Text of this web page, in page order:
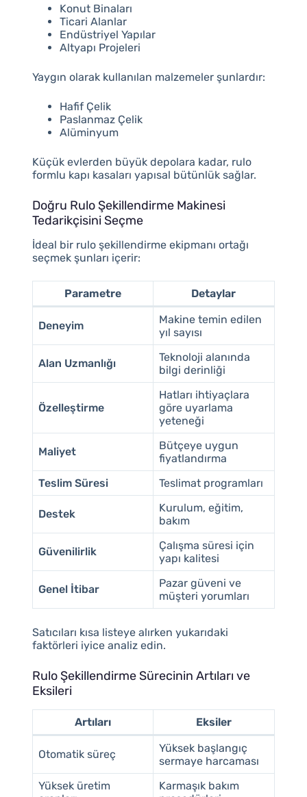
Konut Binaları
Ticari Alanlar
Endüstriyel Yapılar
Altyapı Projeleri
Yaygın olarak kullanılan malzemeler şunlardır:
Hafif Çelik
Paslanmaz Çelik
Alüminyum
Küçük evlerden büyük depolara kadar, rulo
formlu kapı kasaları yapısal bütünlük sağlar.
Doğru Rulo Şekillendirme Makinesi
Tedarikçisini Seçme
İdeal bir rulo şekillendirme ekipmanı ortağı
seçmek şunları içerir:
Parametre Detaylar
Deneyim
Makine temin edilen
yıl sayısı
Alan Uzmanlığı
Teknoloji alanında
bilgi derinliği
Özelleştirme
Hatları ihtiyaçlara
göre uyarlama
yeteneği
Maliyet
Bütçeye uygun
fiyatlandırma
Teslim Süresi
Teslimat programları
Destek
Kurulum, eğitim,
bakım
Güvenilirlik
Çalışma süresi için
yapı kalitesi
Genel İtibar
Pazar güveni ve
müşteri yorumları
Satıcıları kısa listeye alırken yukarıdaki
faktörleri iyice analiz edin.
Rulo Şekillendirme Sürecinin Artıları ve
Eksileri
Artıları Eksiler
Otomatik süreç
Yüksek başlangıç
sermaye harcaması
Yüksek üretim
Karmaşık bakım